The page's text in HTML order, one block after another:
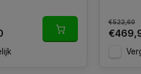
€522,60